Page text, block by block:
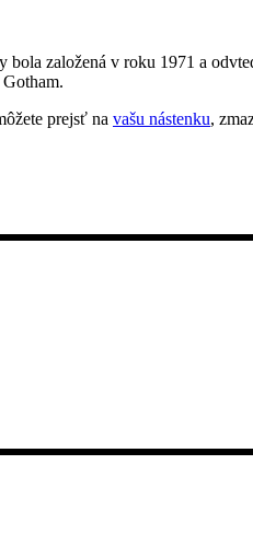
založená v roku 1971 a
prejsť na vašu nástenku,